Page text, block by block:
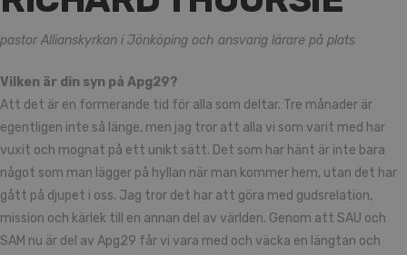
pastor Allianskyrkan i Jönköping och ansvarig lärare på plats
Vilken är din syn på Apg29?
Att det är en formerande tid för alla som deltar. Tre månader är
egentligen inte så länge, men jag tror att alla vi som varit med har
vuxit och mognat på ett unikt sätt. Det som har hänt är inte bara
något som man lägger på hyllan när man kommer hem, utan det har
gått på djupet i oss. Jag tror det har att göra med gudsrelation,
mission och kärlek till en annan del av världen. Genom att SAU och
SAM nu är del av Apg29 får vi vara med och väcka en längtan och